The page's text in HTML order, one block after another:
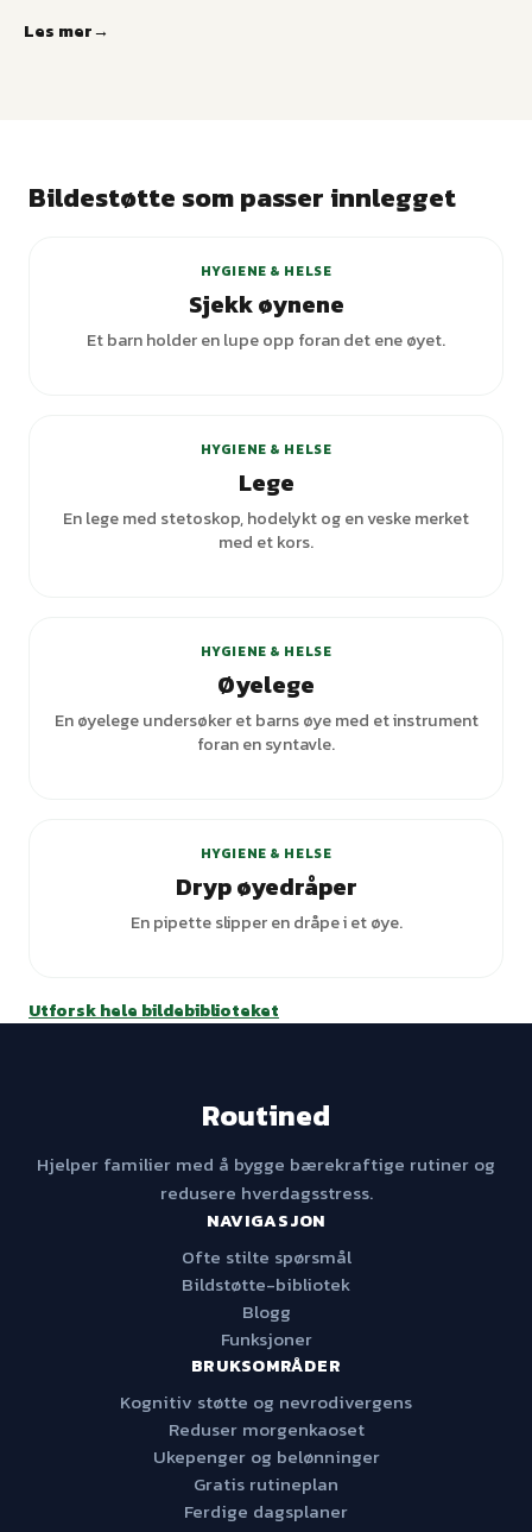
melatonin og ødelegger leggetiden – her er den
Les mer
Bildestøtte som passer innlegget
+1varianter
HYGIENE & HELSE
Sjekk øynene
Et barn holder en lupe opp foran det ene øyet.
HYGIENE & HELSE
Lege
En lege med stetoskop, hodelykt og en veske merket
med et kors.
HYGIENE & HELSE
Øyelege
En øyelege undersøker et barns øye med et instrument
foran en syntavle.
HYGIENE & HELSE
Dryp øyedråper
En pipette slipper en dråpe i et øye.
Utforsk hele bildebiblioteket
Routined
Hjelper familier med å bygge bærekraftige rutiner og
redusere hverdagsstress.
NAVIGASJON
Ofte stilte spørsmål
Bildstøtte-bibliotek
Blogg
Funksjoner
BRUKSOMRÅDER
Kognitiv støtte og nevrodivergens
Reduser morgenkaoset
Ukepenger og belønninger
Gratis rutineplan
Ferdige dagsplaner